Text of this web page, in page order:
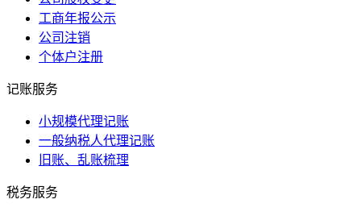
工商年报公示
公司注销
个体户注册
记账服务
小规模代理记账
一般纳税人代理记账
旧账、乱账梳理
税务服务